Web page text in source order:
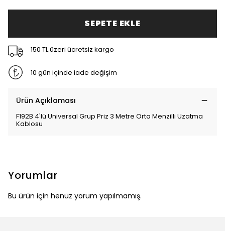
SEPETE EKLE
150 TL üzeri ücretsiz kargo
10 gün içinde iade değişim
Ürün Açıklaması
F192B 4'lü Universal Grup Priz 3 Metre Orta Menzilli Uzatma
Kablosu
Yorumlar
Bu ürün için henüz yorum yapılmamış.